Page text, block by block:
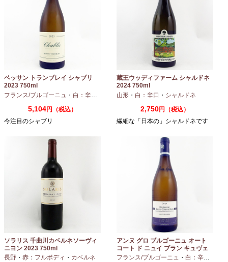
ベッサン トランブレイ シャブリ
2023 750ml
フランス/ブルゴーニュ ・ 白：辛口 シャルドネ
5,104円（税込）
今注目のシャブリ
蔵王ウッディファーム シャルドネ
2024 750ml
山形 ・ 白：辛口 ・ シャルドネ
2,750円（税込）
繊細な「日本の」シャルドネです
ソラリス 千曲川カベルネソーヴィ
ニヨン 2023 750ml
長野 ・ 赤：フルボディ ・ カベルネ
アンヌ グロ ブルゴーニュ オート
コート ド ニュイ ブラン キュヴェ
マリーヌ 2024 750ml
フランス/ブルゴーニュ ・ 白：辛口